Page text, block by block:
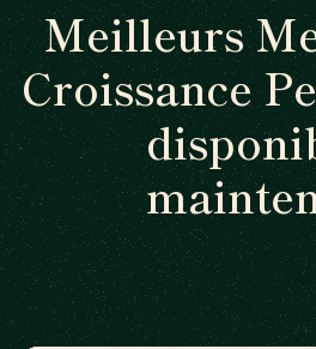
Meilleurs
Croissance